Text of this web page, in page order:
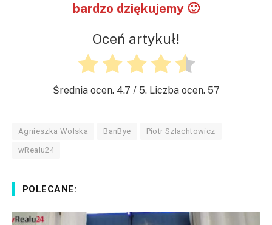
bardzo dziękujemy 🙂
Oceń artykuł!
Średnia ocen. 4.7 / 5. Liczba ocen. 57
Agnieszka Wolska BanBye Piotr Szlachtowicz
wRealu24
POLECANE: